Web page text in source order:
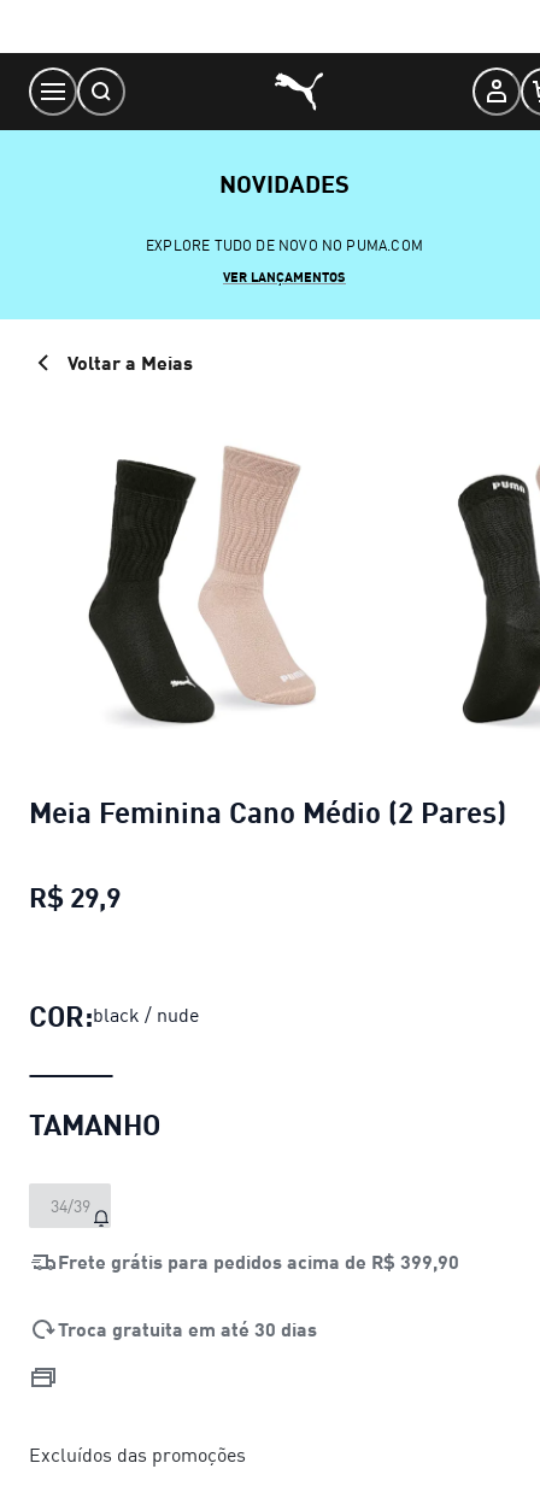
Content
NOVIDADES
EXPLORE TUDO DE NOVO NO PUMA.COM
VER LANÇAMENTOS
Voltar a Meias
Meia Feminina Cano Médio (2 Pares)
R$ 29,9
COR:black / nude
TAMANHO
34/39
Frete grátis para pedidos acima de R$ 399,90
Troca gratuita em até 30 dias
Excluídos das promoções